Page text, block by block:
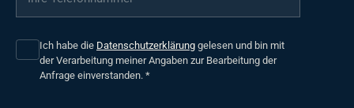
Ich habe die Datenschutzerklärung gelesen und bin mit
der Verarbeitung meiner Angaben zur Bearbeitung der
Anfrage einverstanden. *